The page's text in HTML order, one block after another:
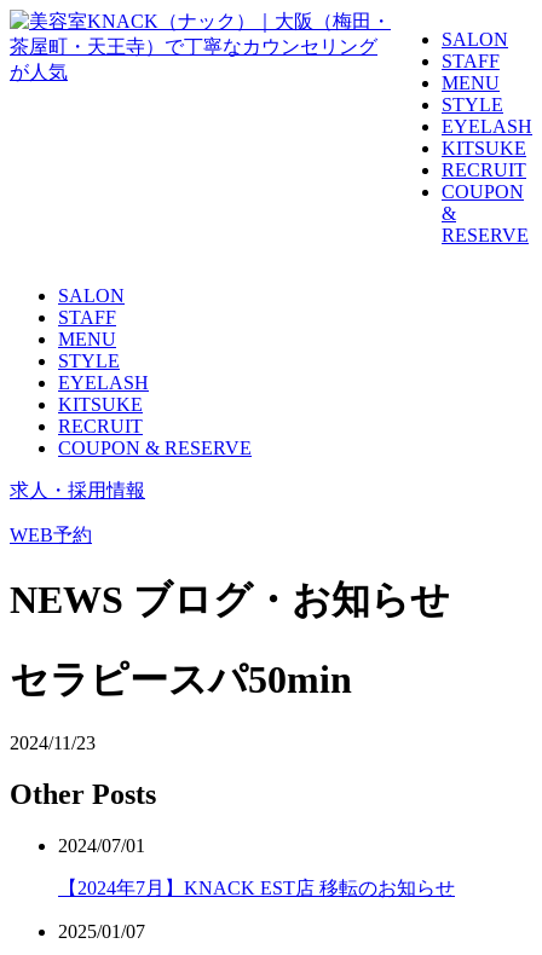
SALON
STAFF
MENU
STYLE
EYELASH
KITSUKE
RECRUIT
COUPON
&
RESERVE
SALON
STAFF
MENU
STYLE
EYELASH
KITSUKE
RECRUIT
COUPON & RESERVE
求人・採用情報
WEB予約
NEWS ブログ・お知らせ
セラピースパ50min
2024/11/23
Other Posts
2024/07/01
【2024年7月】KNACK EST店 移転のお知らせ
2025/01/07